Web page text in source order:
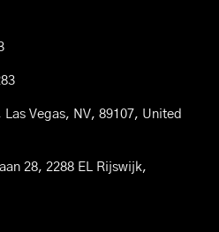
Las Vegas, NV, 89107, United
28, 2288 EL Rijswijk,